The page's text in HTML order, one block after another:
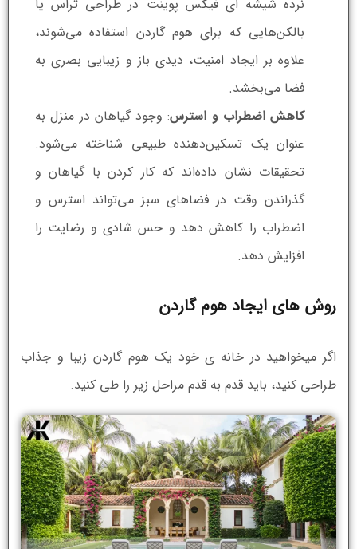
نرده شیشه ای فیکس پوینت در طراحی تراس یا
بالکن‌هایی که برای هوم گاردن استفاده می‌شوند،
علاوه بر ایجاد امنیت، دیدی باز و زیبایی بصری به
فضا می‌بخشد.
کاهش اضطراب و استرس: وجود گیاهان در منزل به
عنوان یک تسکین‌دهنده طبیعی شناخته می‌شود.
تحقیقات نشان داده‌اند که کار کردن با گیاهان و
گذراندن وقت در فضاهای سبز می‌تواند استرس و
اضطراب را کاهش دهد و حس شادی و رضایت را
افزایش دهد.
روش های ایجاد هوم گاردن
اگر میخواهید در خانه ی خود یک هوم گاردن زیبا و جذاب
طراحی کنید، باید قدم به قدم مراحل زیر را طی کنید.